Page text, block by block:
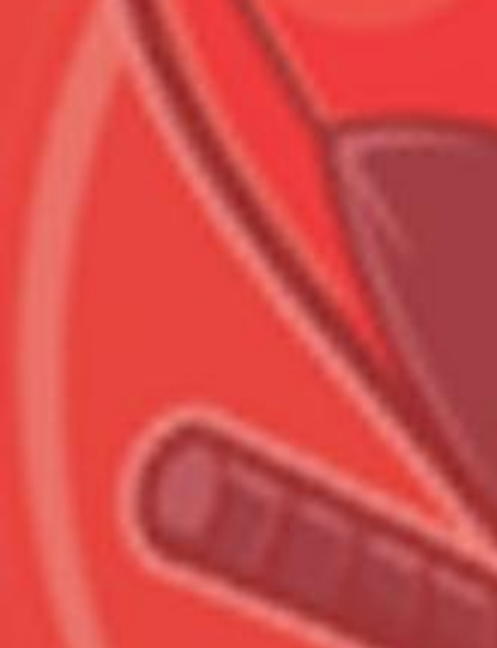
Всего позиций в корзине
Всего товара в корзине
Сумма к оплате (без